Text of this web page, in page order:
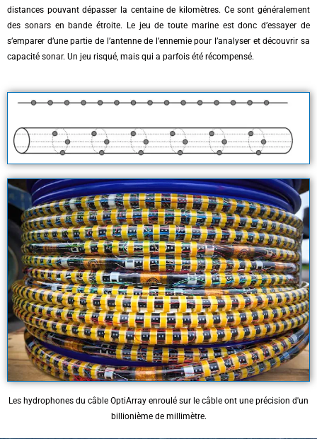
distances pouvant dépasser la centaine de kilomètres. Ce sont généralement
des sonars en bande étroite. Le jeu de toute marine est donc d’essayer de
s’emparer d’une partie de l’antenne de l’ennemie pour l’analyser et découvrir sa
capacité sonar. Un jeu risqué, mais qui a parfois été récompensé.
Les hydrophones du câble OptiArray enroulé sur le câble ont une précision d'un
billionième de millimètre.